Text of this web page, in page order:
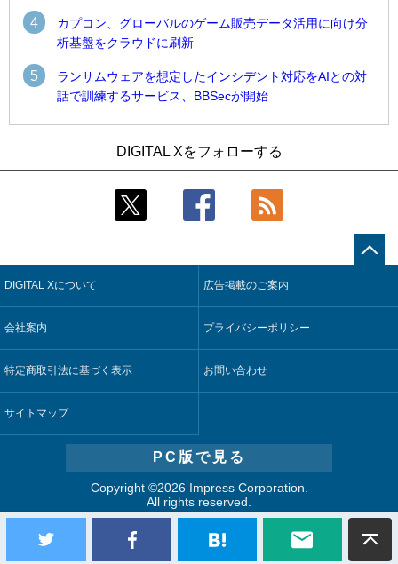
4
カプコン、グローバルのゲーム販売データ活用に向け分
析基盤をクラウドに刷新
5
ランサムウェアを想定したインシデント対応をAIとの対
話で訓練するサービス、BBSecが開始
近大病院と中外製薬、治験参加者組み入れに電子カルテとAI
技術を使う抽出方法の研究開始
コスモ石油、製油所の設備点検への四足歩行ロボット利用を
検証
【COMPUTEX 2026：Arm編】チップ自社製造で鍵を握る台
5
製造業の現場の暗黙知を組織横断で活用するためのナレッジ
管理基盤、LIGHTzが提供
合基盤を本格稼働
鹿島建設、鋼管柱へのコンクリート充填時の異常を検出する
AIを遠隔監視システムに実装
そもそも今の仕事はAIエージェントを求めているのか【第25
回】
製造業の現場の暗黙知を組織横断で活用するためのナレッジ
5
Umios、消費者起点の販売計画策定に向けたAIシステムを本格
稼働
DIGITAL Xをフォローする
DIGITAL Xについて 広告掲載のご案内
会社案内 プライバシーポリシー
特定商取引法に基づく表示 お問い合わせ
サイトマップ
PC版で見る
Copyright ©2026 Impress Corporation.
All rights reserved.